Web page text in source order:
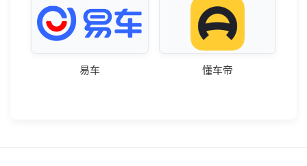
易车 懂车帝